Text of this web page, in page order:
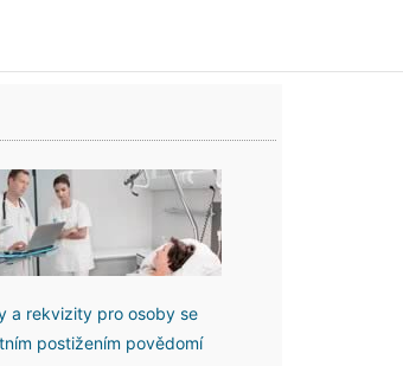
a rekvizity pro osoby se
postižením povědomí